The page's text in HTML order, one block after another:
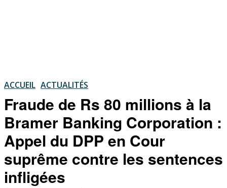
ACCUEIL ACTUALITÉS
Fraude de Rs 80 millions à la
Bramer Banking Corporation :
Appel du DPP en Cour
suprême contre les sentences
infligées